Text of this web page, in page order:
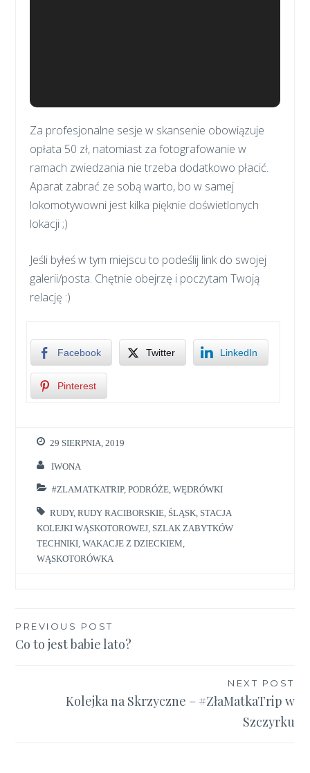
Za profesjonalne sesje w skansenie obowiązuje
opłata 50 zł, natomiast za fotografowanie w
ramach zwiedzania nie trzeba dodatkowo płacić.
Aparat zabrać ze sobą warto, bo w samej
lokomotywowni jest kilka pięknie doświetlonych
lokacji ;)
Jeśli byłeś w tym miejscu to podeślij link do swojej
galerii/posta. Chętnie obejrzę i poczytam Twoją
relację :)
Facebook Twitter LinkedIn
Pinterest
29 SIERPNIA, 2019
IWONA
#ZLAMATKATRIP,PODRÓŻE ,WĘDRÓWKI
RUDY,RUDY RACIBORSKIE ŚLĄSK STACJA
KOLEJKI WĄSKOTOROWEJ SZLAK ZABYTKÓW
TECHNIKI ,WAKACJE Z DZIECKIEM
WĄSKOTORÓWKA
Nawigacja
wpisu
PREVIOUS POST
Co to jest babie lato?
NEXT POST
Kolejka na Skrzyczne – #ZłaMatkaTrip w
Szczyrku